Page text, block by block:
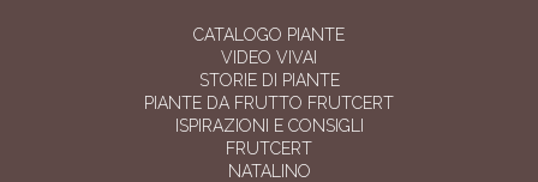
CATALOGO PIANTE
VIDEO VIVAI
STORIE DI PIANTE
PIANTE DA FRUTTO FRUTCERT
ISPIRAZIONI E CONSIGLI
FRUTCERT
NATALINO